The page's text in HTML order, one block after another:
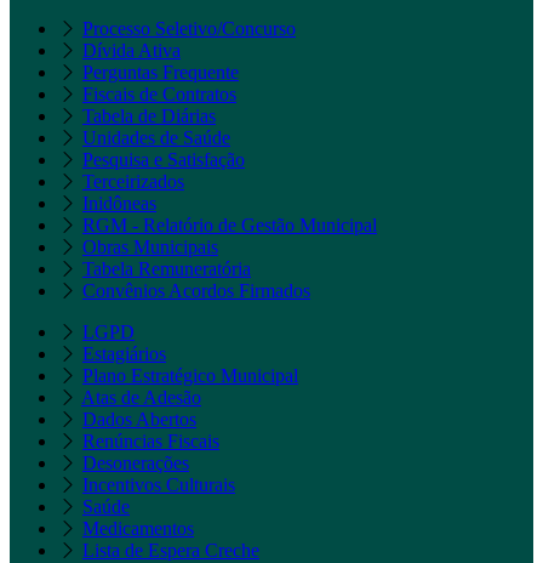
Processo Seletivo/Concurso
Dívida Ativa
Perguntas Frequente
Fiscais de Contratos
Tabela de Diárias
Unidades de Saúde
Pesquisa e Satisfação
Terceirizados
Inidôneas
RGM - Relatório de Gestão Municipal
Obras Municipais
Tabela Remuneratória
Convênios Acordos Firmados
LGPD
Estagiários
Plano Estratégico Municipal
Atas de Adesão
Dados Abertos
Renúncias Fiscais
Desonerações
Incentivos Culturais
Saúde
Medicamentos
Lista de Espera Creche